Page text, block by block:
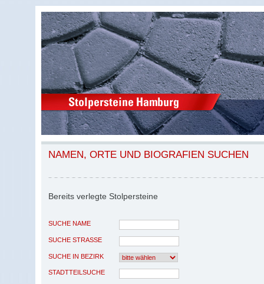
NAMEN, ORTE UND BIOGRAFIEN SUCHEN
Bereits verlegte Stolpersteine
SUCHE NAME
SUCHE STRASSE
SUCHE IN BEZIRK
STADTTEILSUCHE